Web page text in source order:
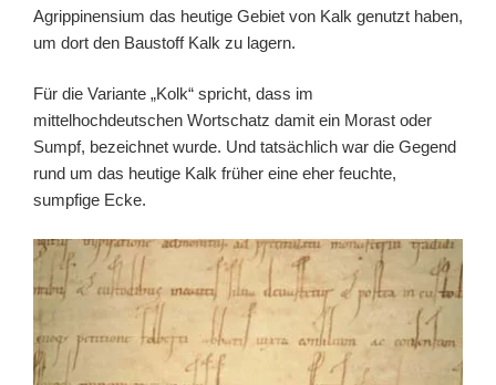
Agrippinensium das heutige Gebiet von Kalk genutzt haben,
um dort den Baustoff Kalk zu lagern.
Für die Variante „Kolk“ spricht, dass im
mittelhochdeutschen Wortschatz damit ein Morast oder
Sumpf, bezeichnet wurde. Und tatsächlich war die Gegend
rund um das heutige Kalk früher eine eher feuchte,
sumpfige Ecke.